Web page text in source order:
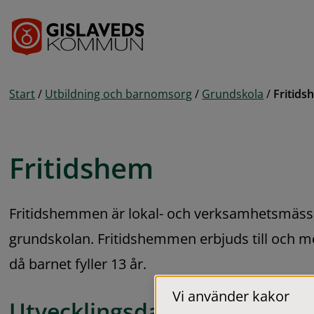
Start / Utbildning och barnomsorg / Grundskola /
Fritidshem
Fritidshemmen är lokal- och
grundskolan. Fritidshemmen erbjuds till och
då barnet fyller 13 år.
Vi använder kakor